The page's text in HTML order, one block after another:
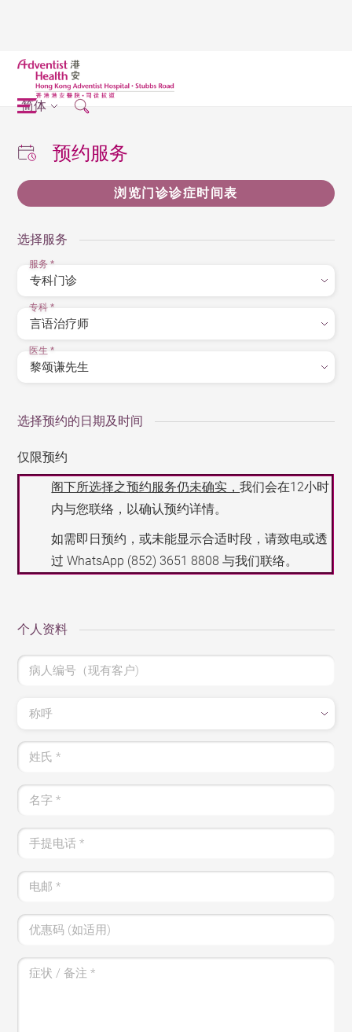
简体
预约服务
浏览门诊诊症时间表
选择服务
服务*
专科*
医生*
选择预约的日期及时间
仅限预约
阁下所选择之预约服务仍未确实，我们会在12小时
内与您联络，以确认预约详情。
如需即日预约，或未能显示合适时段，请致电或透
过 WhatsApp (852) 3651 8808 与我们联络。
个人资料
病人编号（现有客户)
称呼
姓氏*
名字*
手提电话*
电邮*
优惠码 (如适用)
症状 / 备注*